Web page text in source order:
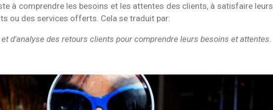
à comprendre les besoins et les attentes des clients, à satisfaire
ou des services offerts. Cela se traduit par:
d'analyse des retours clients pour comprendre leurs besoins et attentes.